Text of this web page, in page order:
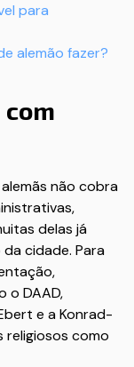
para
alemão fazer?
não cobra
delas já
cidade. Para
o DAAD,
e a Konrad-
religiosos como